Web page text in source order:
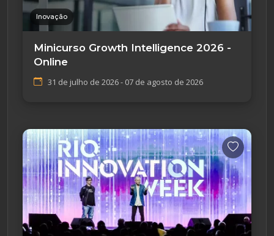
Inovação
Minicurso Growth Intelligence 2026 -
Online
31 de julho de 2026 - 07 de agosto de 2026